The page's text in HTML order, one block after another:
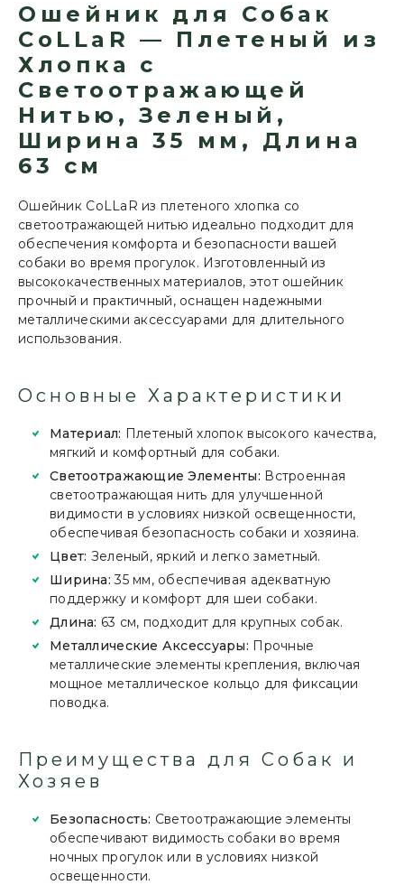
Ошейник для Собак
CoLLaR — Плетеный из
Хлопка с
Светоотражающей
Нитью, Зеленый,
Ширина 35 мм, Длина
63 см
Ошейник CoLLaR из плетеного хлопка со
светоотражающей нитью идеально подходит для
обеспечения комфорта и безопасности вашей
собаки во время прогулок. Изготовленный из
высококачественных материалов, этот ошейник
прочный и практичный, оснащен надежными
металлическими аксессуарами для длительного
использования.
Основные Характеристики
Материал: Плетеный хлопок высокого качества,
мягкий и комфортный для собаки.
Светоотражающие Элементы: Встроенная
светоотражающая нить для улучшенной
видимости в условиях низкой освещенности,
обеспечивая безопасность собаки и хозяина.
Цвет: Зеленый, яркий и легко заметный.
Ширина: 35 мм, обеспечивая адекватную
поддержку и комфорт для шеи собаки.
Длина: 63 см, подходит для крупных собак.
Металлические Аксессуары: Прочные
металлические элементы крепления, включая
мощное металлическое кольцо для фиксации
поводка.
Преимущества для Собак и
Хозяев
Безопасность: Светоотражающие элементы
обеспечивают видимость собаки во время
ночных прогулок или в условиях низкой
освещенности.